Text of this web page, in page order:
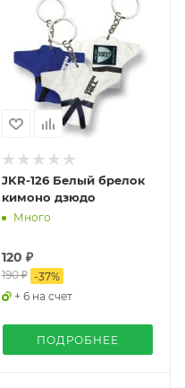
JKR-126 Белый брелок
кимоно дзюдо
Много
120 ₽
190 ₽ -37%
+ 6 на счет
ПОДРОБНЕЕ